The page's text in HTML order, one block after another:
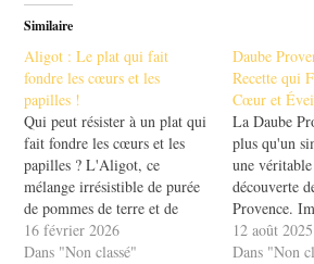
Similaire
Aligot : Le plat qui fait
fondre les cœurs et les
papilles !
Qui peut résister à un plat qui
fait fondre les cœurs et les
papilles ? L'Aligot, ce
mélange irrésistible de purée
de pommes de terre et de
fromage, est bien plus qu'un
simple repas. C'est une
16 février 2026
Dans "Non classé"
Daube
Recette qui
Cœur et
La Daube
plus qu'un
une
découverte
Provence.
cœur d'un
savourant
12 août 2025
Dans "Non